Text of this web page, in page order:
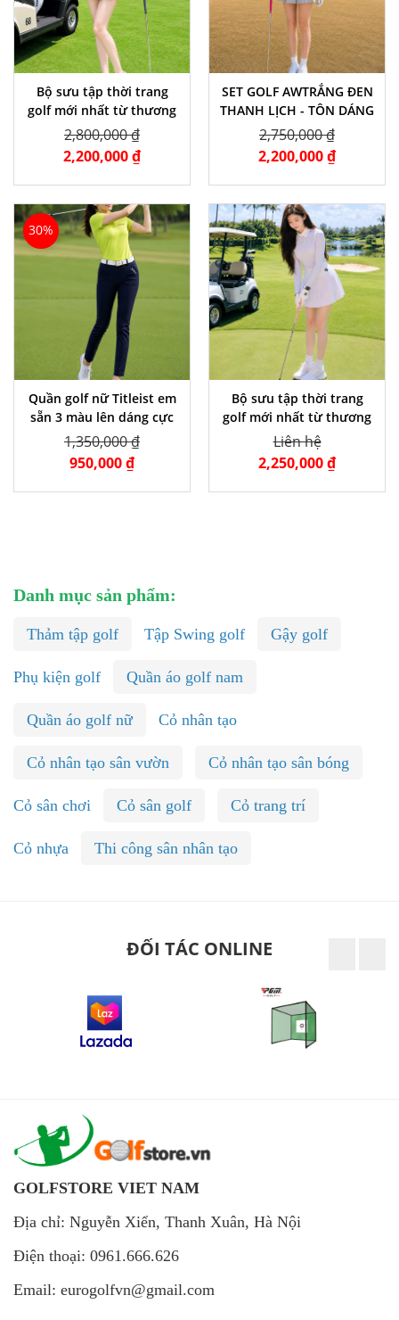
Bộ sưu tập thời trang
golf mới nhất từ thương
hiệu
2,800,000 ₫
2,200,000 ₫
SET GOLF AWTRẮNG ĐEN
THANH LỊCH - TÔN DÁNG
CỰC XINH
2,750,000 ₫
2,200,000 ₫
30%
Quần golf nữ Titleist em
sẵn 3 màu lên dáng cực
đẹp
1,350,000 ₫
950,000 ₫
Bộ sưu tập thời trang
golf mới nhất từ thương
hiệu PLAYOFGOODHI
Liên hệ
2,250,000 ₫
Danh mục sản phẩm:
Thảm tập golf Tập Swing golf Gậy golf
Phụ kiện golf Quần áo golf nam
Quần áo golf nữ Cỏ nhân tạo
Cỏ nhân tạo sân vườn Cỏ nhân tạo sân bóng
Cỏ sân chơi Cỏ sân golf Cỏ trang trí
Cỏ nhựa Thi công sân nhân tạo
ĐỐI TÁC ONLINE
GOLFSTORE VIET NAM
Địa chỉ: Nguyễn Xiển, Thanh Xuân, Hà Nội
Điện thoại: 0961.666.626
Email: eurogolfvn@gmail.com